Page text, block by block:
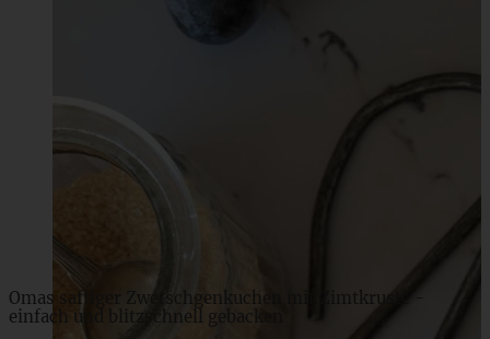
Schwarzwälder Kirsch Gugelhupf – ganz einfach
Omas saftiger Zwetschgenkuchen mit Zimtkruste -
einfach und blitzschnell gebacken